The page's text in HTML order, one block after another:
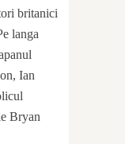
britanici
langa
Ian
Bryan